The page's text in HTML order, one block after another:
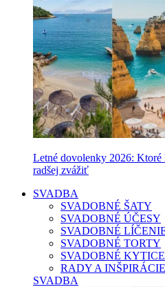
Letné dovolenky 2026: Ktoré
radšej zvážiť
SVADBA
SVADOBNÉ ŠATY
SVADOBNÉ ÚČESY
SVADOBNÉ
SVADOBNÉ TORTY
SVADOBNÉ KYTICE
RADY A INŠPIRÁCIE
SVADBA